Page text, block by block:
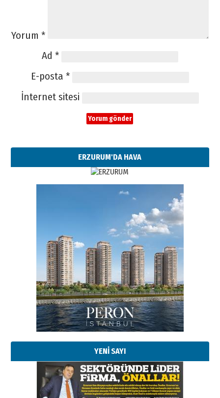
Yorum *
Ad *
E-posta *
İnternet sitesi
ERZURUM'DA HAVA
YENİ SAYI